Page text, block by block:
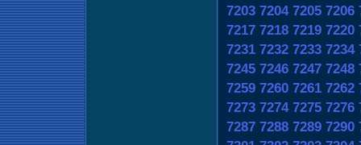
7203 7204 7205 7206
7217 7218 7219 7220
7231 7232 7233 7234
7245 7246 7247 7248
7259 7260 7261 7262
7273 7274 7275 7276
7287 7288 7289 7290